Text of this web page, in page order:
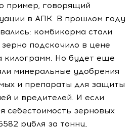
пример, говорящий
в АПК. В прошлом году
комбикорма стали
подскочило в цене
килограмм. Но будет еще
минеральные удобрения
и препараты для защиты
и вредителей. И если
себестоимость зерновых
рубля за тонну,